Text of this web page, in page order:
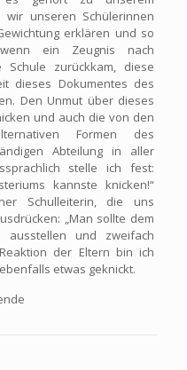
wir unseren Schülerinnen
erklären und so
ein Zeugnis nach
zurückkam, diese
dieses Dokumentes des
Den Unmut über dieses
und auch die von den
Formen des
Abteilung in aller
stelle ich fest:
kannste knicken!“
Schulleiterin, die uns
„Man sollte dem
ausstellen und zweifach
der Eltern bin ich
etwas geknickt.